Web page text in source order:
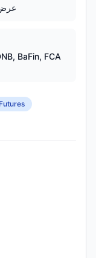
عرض
BaFin, FCA
Futures